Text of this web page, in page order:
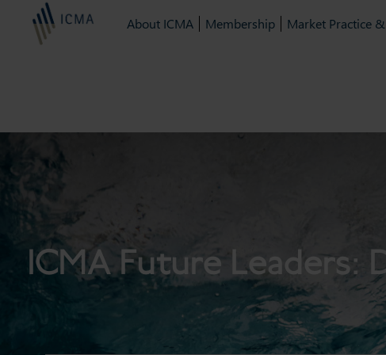
About ICMA Membership Market Practice
ICMA Future Leaders: